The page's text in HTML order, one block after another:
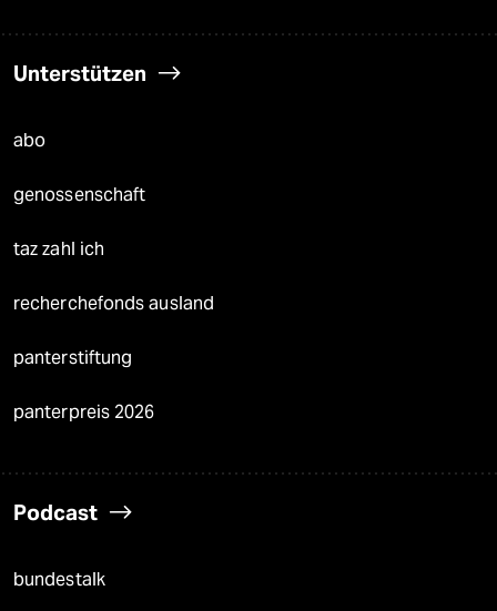
Unterstützen
abo
genossenschaft
taz zahl ich
recherchefonds ausland
panterstiftung
panterpreis 2026
Podcast
bundestalk